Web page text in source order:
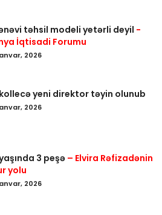
təhsil modeli yetərli deyil -
İqtisadi Forumu
2026
yeni direktor təyin olunub
2026
3 peşə– Elvira Rəfizadənin
yolu
2026